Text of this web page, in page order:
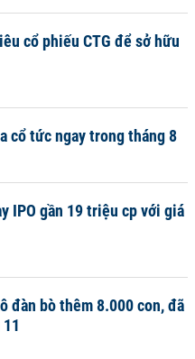
cổ phiếu CTG để sở hữu
cổ tức ngay trong tháng 8
IPO gần 19 triệu cp với giá
đàn bò thêm 8.000 con, đã